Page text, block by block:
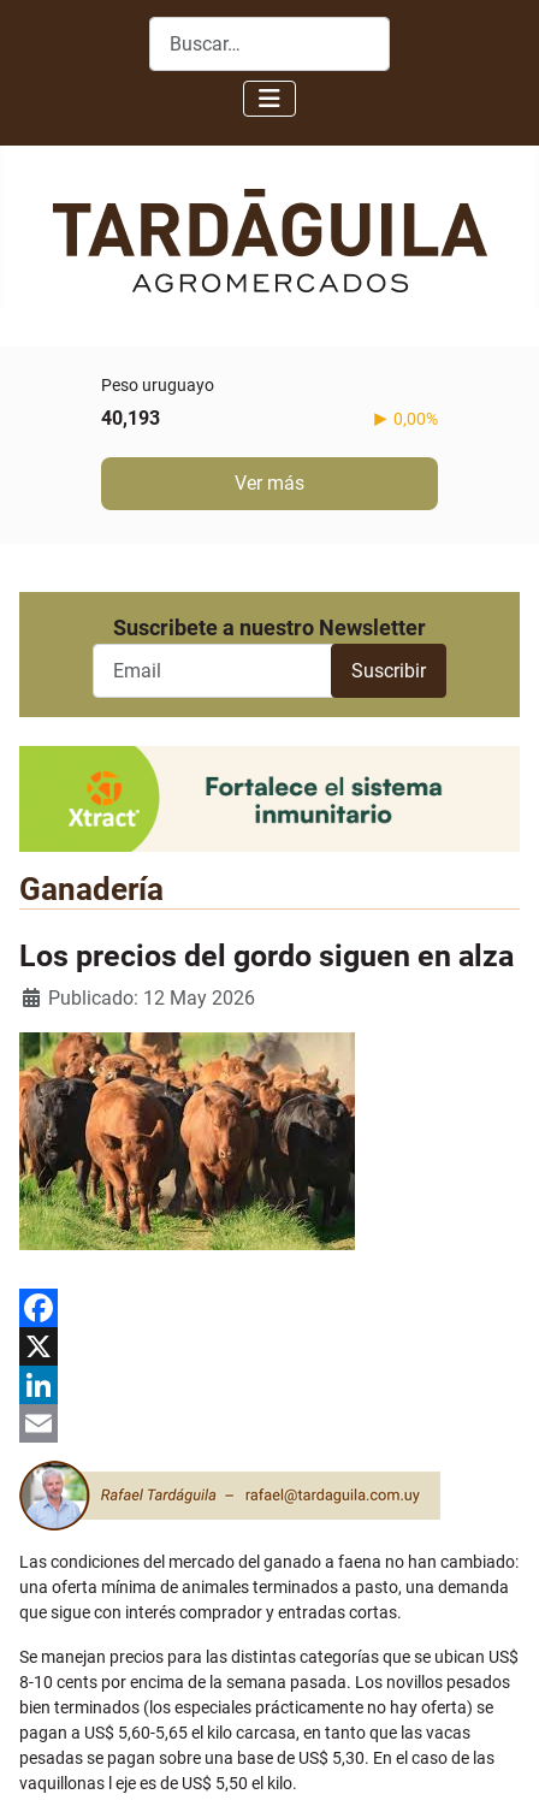
Buscar
Peso uruguayo
40,193 0,00%
Ver más
Suscribete a nuestro Newsletter
Ganadería
Los precios del gordo siguen en alza
Detalles
Publicado: 12 May 2026
Facebook
X
LinkedIn
Email
Las condiciones del mercado del ganado a faena no han cambiado:
una oferta mínima de animales terminados a pasto, una demanda
que sigue con interés comprador y entradas cortas.
Se manejan precios para las distintas categorías que se ubican US$
8-10 cents por encima de la semana pasada. Los novillos pesados
bien terminados (los especiales prácticamente no hay oferta) se
pagan a US$ 5,60-5,65 el kilo carcasa, en tanto que las vacas
pesadas se pagan sobre una base de US$ 5,30. En el caso de las
vaquillonas l eje es de US$ 5,50 el kilo.